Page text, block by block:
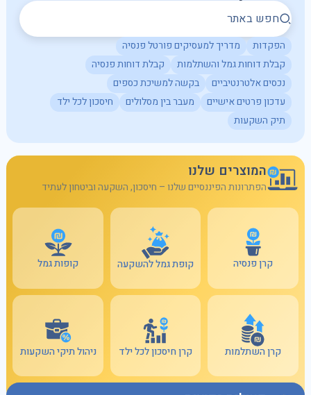
הפקדות
מדריך למעסיקים פורטל פנסיה
קבלת דוחות גמל והשתלמות
קבלת דוחות פנסיה
נכסים אלטרנטיביים
בקשה למשיכת כספים
עדכון פרטים אישיים
מעבר בין מסלולים
חיסכון לכל ילד
תיק השקעות
המוצרים שלנו
הפתרונות הפיננסיים שלנו – חיסכון, השקעה וביטחון לעתיד
קרן פנסיה קופת גמל להשקעה קופות גמל
קרן השתלמות קרן חיסכון לכל ילד ניהול תיקי השקעות